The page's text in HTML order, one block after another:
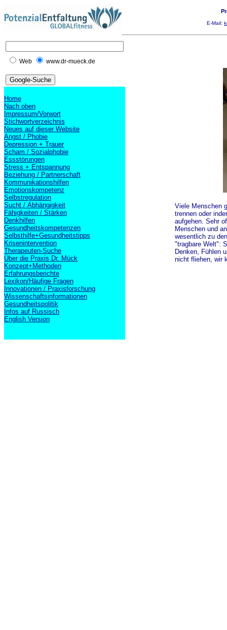
E-Mail:
Web www.dr-mueck.de
Home
Nach oben
Impressum/Vorwort
Stichwortverzeichnis
Neues auf dieser Website
Angst / Phobie
Depression + Trauer
Scham / Sozialphobie
Essstörungen
Stress + Entspannung
Beziehung / Partnerschaft
Kommunikationshilfen
Emotionskompetenz
Selbstregulation
Sucht / Abhängigkeit
Fähigkeiten / Stärken
Denkhilfen
Gesundheitskompetenzen
Selbsthilfe+Gesundheitstipps
Krisenintervention
Therapeuten-Suche
Über die Praxis Dr. Mück
Konzept+Methoden
Erfahrungsberichte
Lexikon/Häufige Fragen
Innovationen / Praxisforschung
Wissenschaftsinformationen
Gesundheitspolitik
Infos auf Russisch
English Version
Viele Menschen
trennen oder
aufgehen. Sehr
Menschen und
wesentlich zu
"tragbare Welt":
Denken, Fühlen
nicht fliehen, wir